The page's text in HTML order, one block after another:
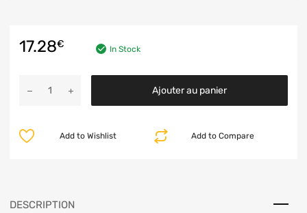
17.28€ In Stock
Ajouter au panier
Add to Compare
Add to Wishlist
DESCRIPTION